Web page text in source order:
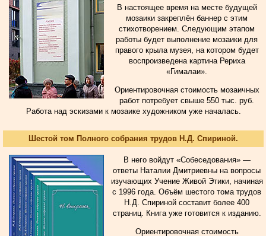
В настоящее время на месте будущей
мозаики закреплён баннер с этим
стихотворением. Следующим этапом
работы будет выполнение мозаики для
правого крыла музея, на котором будет
воспроизведена картина Рериха
«Гималаи».
Ориентировочная стоимость мозаичных
работ потребует свыше 550 тыс. руб.
Работа над эскизами к мозаике художником уже началась.
Шестой том Полного собрания трудов Н.Д. Спириной.
В него войдут «Собеседования» —
ответы Наталии Дмитриевны на вопросы
изучающих Учение Живой Этики, начиная
с 1996 года. Объём шестого тома трудов
Н.Д. Спириной составит более 400
страниц. Книга уже готовится к изданию.
Ориентировочная стоимость